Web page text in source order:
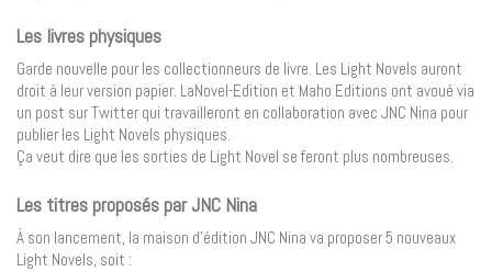
Les livres physiques
Garde nouvelle pour les collectionneurs de livre. Les Light Novels auront
droit à leur version papier. LaNovel-Edition et Maho Editions ont avoué via
un post sur Twitter qui travailleront en collaboration avec JNC Nina pour
publier les Light Novels physiques.
Ça veut dire que les sorties de Light Novel se feront plus nombreuses.
Les titres proposés par JNC Nina
À son lancement, la maison d’édition JNC Nina va proposer 5 nouveaux
Light Novels, soit :